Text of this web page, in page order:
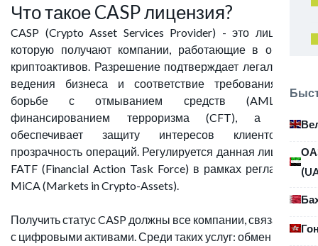
Что такое CASP лицензия?
CASP (Crypto Asset Services Provider) - это лицензия,
которую получают компании, работающие в области
криптоактивов. Разрешение подтверждает легальность
ведения бизнеса и соответствие требованиям по
борьбе с отмыванием средств (AML), и
финансированием терроризма (CFT), а также
обеспечивает защиту интересов клиентов и
прозрачность операций. Регулируется данная лицензия
FATF (Financial Action Task Force) в рамках регламента
MiCA (Markets in Crypto-Assets).
Получить статус CASP должны все компании, связанные
с цифровыми активами. Среди таких услуг: обмен